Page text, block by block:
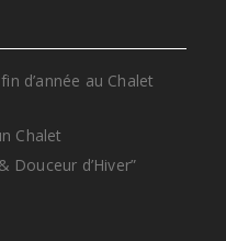
d’année au Chalet
Chalet
Douceur d’Hiver”